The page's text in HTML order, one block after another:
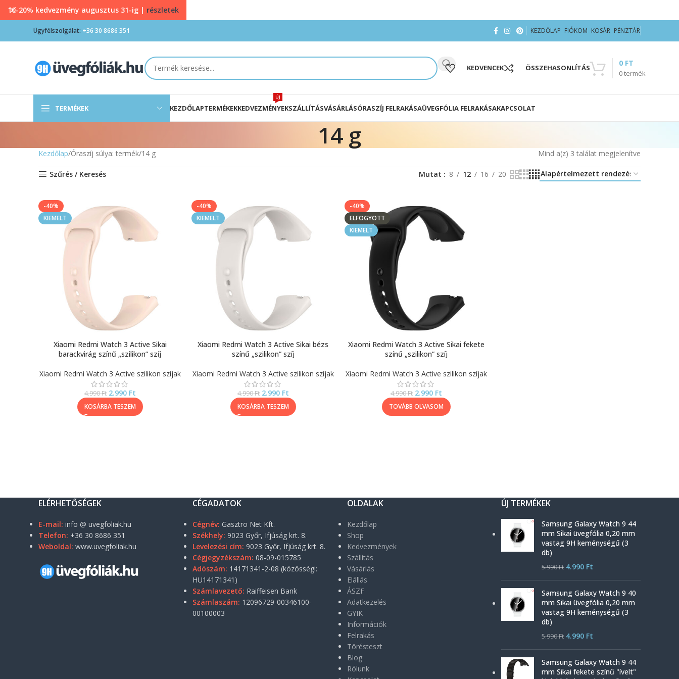
Ügyfélszolgálat: +36 30 8686 351 KEZDŐLAP FIÓKOM KOSÁR PÉNZTÁR
KEDVENCEK ÖSSZEHASONLÍTÁS
0termék
0 FT
TERMÉKEK KEZDŐLAPTERMÉKEKKEDVEZMÉNYEK
ÚJ
SZÁLLÍTÁSVÁSÁRLÁSÓRASZÍJ FELRAKÁSAÜVEGFÓLIA FELRAKÁSAKAPCSOLAT
14 g
Kezdőlap Óraszíj súlya: termék 14 g Mind a(z) 3 találat megjelenítve
Szűrés / Keresés Mutat 8 12 16 20
-40%
KIEMELT
Xiaomi Redmi Watch 3 Active Sikai
barackvirág színű „szilikon” szíj
Xiaomi Redmi Watch 3 Active szilikon szíjak
4.990Ft 2.990 Ft
KOSÁRBA TESZEM
-40%
KIEMELT
Xiaomi Redmi Watch 3 Active Sikai bézs
színű „szilikon” szíj
Xiaomi Redmi Watch 3 Active szilikon szíjak
4.990Ft 2.990 Ft
KOSÁRBA TESZEM
-40%
ELFOGYOTT
KIEMELT
Xiaomi Redmi Watch 3 Active Sikai fekete
színű „szilikon” szíj
Xiaomi Redmi Watch 3 Active szilikon szíjak
4.990Ft 2.990 Ft
TOVÁBB OLVASOM
ELÉRHETŐSÉGEK
E-mail: info @ uvegfoliak.hu
Telefon: +36 30 8686 351
Weboldal: www.uvegfoliak.hu
CÉGADATOK
Cégnév: Gasztro Net Kft.
Székhely: 9023 Győr, Ifjúság krt. 8.
Levelezési cím: 9023 Győr, Ifjúság krt. 8.
Cégjegyzékszám: 08-09-015785
Adószám: 14171341-2-08 (közösségi:
HU14171341)
Számlavezető: Raiffeisen Bank
Számlaszám: 12096729-00346100-
00100003
OLDALAK
Kezdőlap
Shop
Kedvezmények
Szállítás
Vásárlás
Elállás
ÁSZF
Adatkezelés
GYIK
Információk
Felrakás
Törésteszt
Blog
Rólunk
ÚJ TERMÉKEK
Samsung Galaxy Watch 9 44
mm Sikai üvegfólia 0,20 mm
vastag 9H keménységű (3
db)
5.990Ft 4.990 Ft
Samsung Galaxy Watch 9 40
mm Sikai üvegfólia 0,20 mm
vastag 9H keménységű (3
db)
5.990Ft 4.990 Ft
Samsung Galaxy Watch 9 44
mm Sikai fekete színű "ívelt"
10-20% kedvezmény augusztus 31-ig | részletek